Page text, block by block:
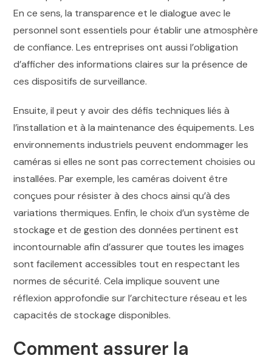
En ce sens, la transparence et le dialogue avec le
personnel sont essentiels pour établir une atmosphère
de confiance. Les entreprises ont aussi l’obligation
d’afficher des informations claires sur la présence de
ces dispositifs de surveillance.
Ensuite, il peut y avoir des défis techniques liés à
l’installation et à la maintenance des équipements. Les
environnements industriels peuvent endommager les
caméras si elles ne sont pas correctement choisies ou
installées. Par exemple, les caméras doivent être
conçues pour résister à des chocs ainsi qu’à des
variations thermiques. Enfin, le choix d’un système de
stockage et de gestion des données pertinent est
incontournable afin d’assurer que toutes les images
sont facilement accessibles tout en respectant les
normes de sécurité. Cela implique souvent une
réflexion approfondie sur l’architecture réseau et les
capacités de stockage disponibles.
Comment assurer la